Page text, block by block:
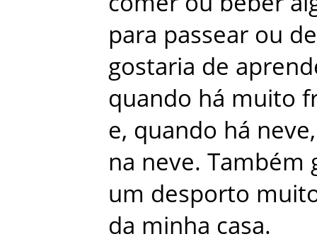
para passear ou
gostaria de
quando há muito
e, quando há neve,
na neve. Também
um desporto
da minha casa.